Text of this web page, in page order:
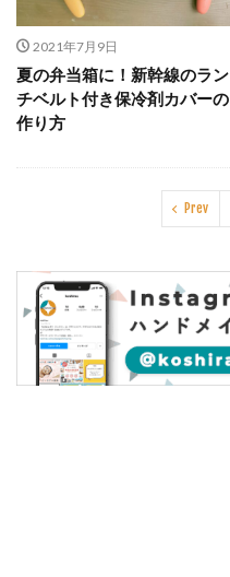
2021年7月9日
夏の弁当箱に！新幹線のラン
チベルト付き保冷剤カバーの
作り方
Prev